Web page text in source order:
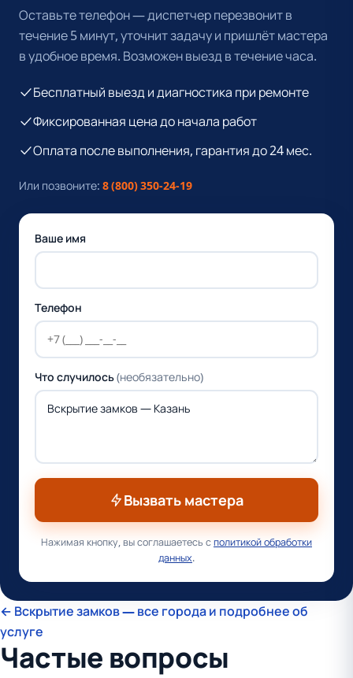
Оставьте телефон — диспетчер перезвонит в
течение 5 минут, уточнит задачу и пришлёт мастера
в удобное время. Возможен выезд в течение часа.
Бесплатный выезд и диагностика при ремонте
Фиксированная цена до начала работ
Оплата после выполнения, гарантия до 24 мес.
Или позвоните: 8 (800) 350-24-19
Ваше имя
Телефон
Что случилось(необязательно)
Вызвать мастера
Нажимая кнопку, вы соглашаетесь сполитикой обработки
данных.
← Вскрытие замков — все города и подробнее об
услуге
Частые вопросы